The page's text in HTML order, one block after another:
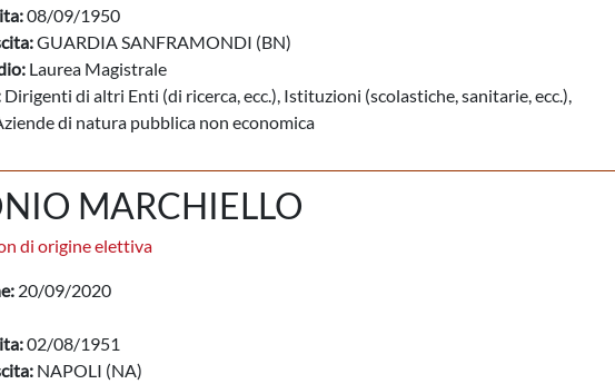
08/09/1950
GUARDIA SANFRAMONDI (BN)
Laurea Magistrale
Dirigenti di altri Enti (di ricerca, ecc.), Istituzioni (scolastiche, sanitarie, ecc.),
di natura pubblica non economica
MARCHIELLO
di origine elettiva
20/09/2020
02/08/1951
NAPOLI (NA)